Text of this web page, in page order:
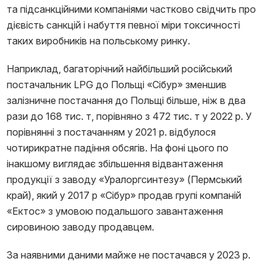
та підсанкційними компаніями частково свідчить про
дієвість санкцій і набуття певної міри токсичності
таких виробників на польському ринку.
Наприклад, багаторічний найбільший російський
постачальник LPG до Польщі «Сібур» зменшив
залізничне постачання до Польщі більше, ніж в два
рази до 168 тис. т, порівняно з 472 тис. т у 2022 р. У
порівнянні з постачанням у 2021 р. відбулося
чотирикратне падіння обсягів. На фоні цього по
інакшому виглядає збільшення відвантаження
продукції з заводу «Уралоргсинтезу» (Пермський
край), який у 2017 р «Сібур» продав групі компаній
«Ектос» з умовою подальшого завантаження
сировиною заводу продавцем.
За наявними даними майже не постачався у 2023 р.